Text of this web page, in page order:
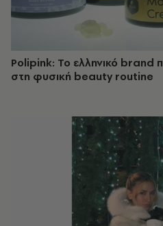
Polipink: Το ελληνικό brand
στη φυσική beauty routine